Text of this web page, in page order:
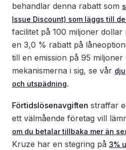
behandlar denna rabatt som
Issue Discount) som läggs till
facilitet på 100 miljoner
en 3,0 % rabatt på
till en emission på 95 miljoner
mekanismerna i sig, se vår
och utspädning.
Förtidslösenavgiften straffar
ett välmående företag vill
om du betalar tillbaka mer än
Kruze har en stegring på 3%